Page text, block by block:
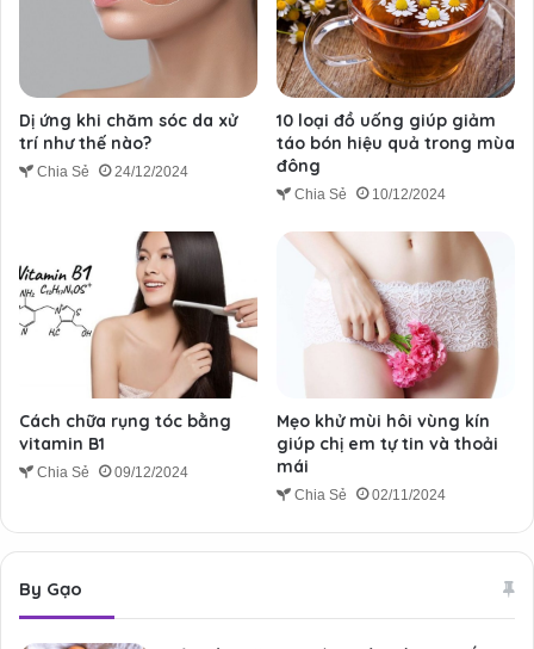
Dị ứng khi chăm sóc da xử
trí như thế nào?
Chia Sẻ 24/12/2024
10 loại đồ uống giúp giảm
táo bón hiệu quả trong mùa
đông
Chia Sẻ 10/12/2024
Cách chữa rụng tóc bằng
vitamin B1
Chia Sẻ 09/12/2024
Mẹo khử mùi hôi vùng kín
giúp chị em tự tin và thoải
mái
Chia Sẻ 02/11/2024
By Gạo